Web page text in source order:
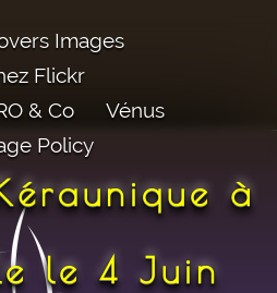
Images
Flickr
& Co
Vénus
Policy
à
le 4 Juin